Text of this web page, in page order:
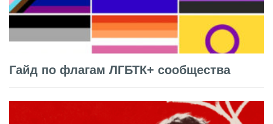
Гайд по флагам ЛГБТК+ сообщества